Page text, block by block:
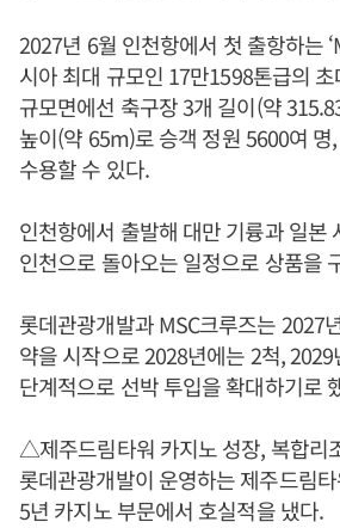
2027년 6월 인천항에서 첫 출항하는
시아 최대 규모인 17만1598톤급의
규모면에선 축구장 3개 길이(약
높이(약 65m)로 승객 정원 5600여
수용할 수 있다.
인천항에서 출발해 대만 기륭과 일본
인천으로 돌아오는 일정으로 상품을
롯데관광개발과 MSC크루즈는 2027
약을 시작으로 2028년에는 2척,
단계적으로 선박 투입을 확대하기로
△제주드림타워 카지노 성장, 복합리
롯데관광개발이 운영하는 제주드림
5년 카지노 부문에서 호실적을 냈다.